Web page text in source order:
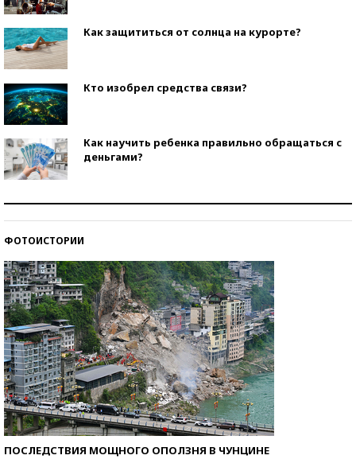
Как защититься от солнца на курорте?
Кто изобрел средства связи?
Как научить ребенка правильно обращаться с
деньгами?
ФОТОИСТОРИИ
ПОСЛЕДСТВИЯ МОЩНОГО ОПОЛЗНЯ В ЧУНЦИНЕ